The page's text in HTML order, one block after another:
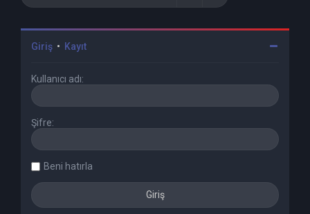
Giriş • Kayıt
Kullanıcı adı:
Şifre:
Beni hatırla